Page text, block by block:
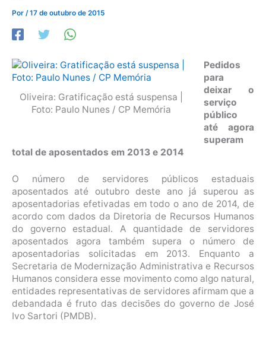
Por /17 de outubro de 2015
Oliveira: Gratificação está suspensa |
Foto: Paulo Nunes / CP Memória
Pedidos
para
deixar o
serviço
público
até agora
superam
total de aposentados em 2013 e 2014
O número de servidores públicos estaduais
aposentados até outubro deste ano já superou as
aposentadorias efetivadas em todo o ano de 2014, de
acordo com dados da Diretoria de Recursos Humanos
do governo estadual. A quantidade de servidores
aposentados agora também supera o número de
aposentadorias solicitadas em 2013. Enquanto a
Secretaria de Modernização Administrativa e Recursos
Humanos considera esse movimento como algo natural,
entidades representativas de servidores afirmam que a
debandada é fruto das decisões do governo de José
Ivo Sartori (PMDB).